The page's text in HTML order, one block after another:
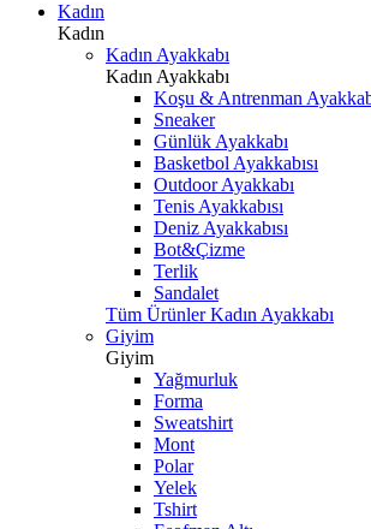
Kadın
Kadın
Kadın Ayakkabı
Kadın Ayakkabı
Koşu & Antrenman
Sneaker
Günlük Ayakkabı
Basketbol Ayakkabısı
Outdoor Ayakkabı
Tenis Ayakkabısı
Deniz Ayakkabısı
Bot&Çizme
Terlik
Sandalet
Tüm Ürünler Kadın Ayakkabı
Giyim
Giyim
Yağmurluk
Forma
Sweatshirt
Mont
Polar
Yelek
Tshirt